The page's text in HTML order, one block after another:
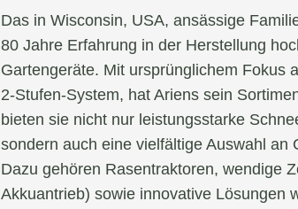
Das in Wisconsin, USA, ansässige
80 Jahre Erfahrung in der Herstellung
Gartengeräte. Mit ursprünglichem Fokus
2-Stufen-System, hat Ariens sein
bieten sie nicht nur leistungsstarke
sondern auch eine vielfältige Auswahl an
Dazu gehören Rasentraktoren, wendige
Akkuantrieb) sowie innovative Lösungen